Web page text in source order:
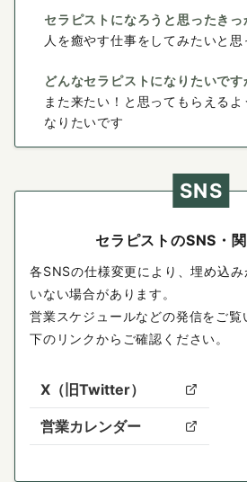
セラピストになろうと思ったきっ
人を癒やす仕事をしてみたいと思
どんなセラピストになりたいです
また来たい！と思ってもらえる
なりたいです
SNS
セラピストのSNS・
各SNSの仕様変更により、埋め込
いない場合があります。
営業スケジュールなどの発信をご覧
下のリンクからご確認ください。
X（旧Twitter）
営業カレンダー